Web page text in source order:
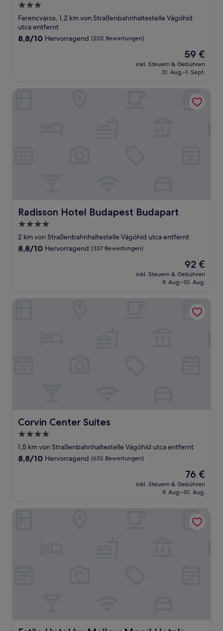
3.0-
Sterne-
Unterkunft
Ferencváros, 1,2 km von Straßenbahnhaltestelle Vágóhíd
utca entfernt
8.8
8,8/10 Hervorragend (202 Bewertungen)
Der
Preis
beträgt
59 €
inkl. Steuern & Gebühren
31. Aug.–1. Sept.
Radisson Hotel Budapest Budapart
Radisson Hotel Budapest Budapart
4.0-
Sterne-
Unterkunft
2 km von Straßenbahnhaltestelle Vágóhíd utca entfernt
8.8
8,8/10 Hervorragend (337 Bewertungen)
Der
Preis
beträgt
92 €
inkl. Steuern & Gebühren
9. Aug.–10. Aug.
Corvin Center Suites
Corvin Center Suites
4.0-
Sterne-
Unterkunft
1,5 km von Straßenbahnhaltestelle Vágóhíd utca entfernt
8.8
8,8/10 Hervorragend (632 Bewertungen)
Der
Preis
beträgt
76 €
inkl. Steuern & Gebühren
9. Aug.–10. Aug.